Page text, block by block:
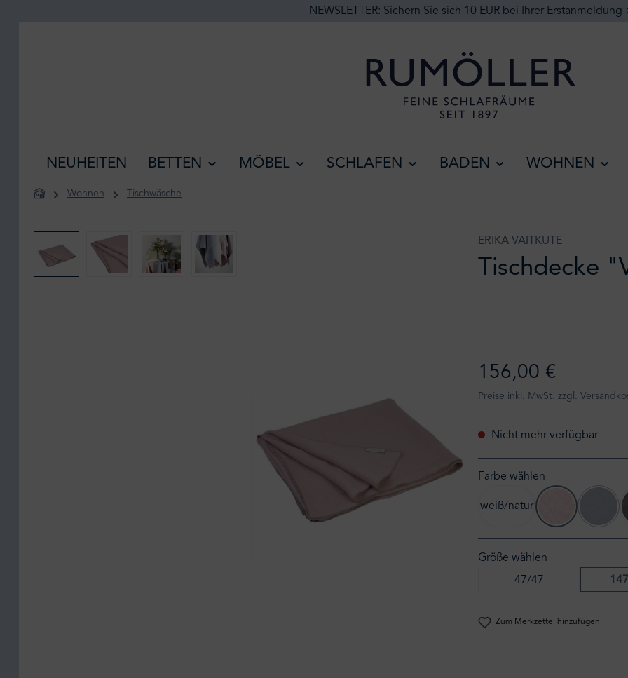
NEWSLETTER: Sichern Sie sich 10 EUR bei Ihrer Erstanmeldung
NEUHEITEN BETTEN MÖBEL SCHLAFEN BADEN WOHNEN
Wohnen Tischwäsche
ERIKA VAITKUTE
Tischdecke
156,00 €
Preise inkl. MwSt. zzgl.
Nicht mehr verfügbar
Farbe wählen
weiß/natur
puder/natur
(Diese Option
Größe wählen
47/47
Zum Merkzettel hinzufügen